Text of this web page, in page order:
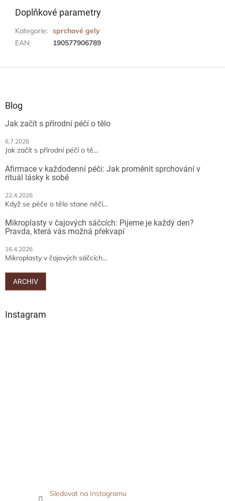
Doplňkové parametry
Kategorie: sprchové gely
EAN: 190577906789
Blog
Jak začít s přírodní péčí o tělo
6.7.2026
Jak začít s přírodní péčí o tě...
Afirmace v každodenní péči: Jak proměnit sprchování v
rituál lásky k sobě
22.4.2026
Když se péče o tělo stane něčí...
Mikroplasty v čajových sáčcích: Pijeme je každý den?
Pravda, která vás možná překvapí
16.4.2026
Mikroplasty v čajových sáčcích...
ARCHIV
Instagram
Sledovat na Instagramu